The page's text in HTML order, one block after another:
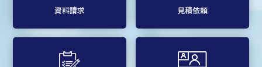
資料請求 見積依頼